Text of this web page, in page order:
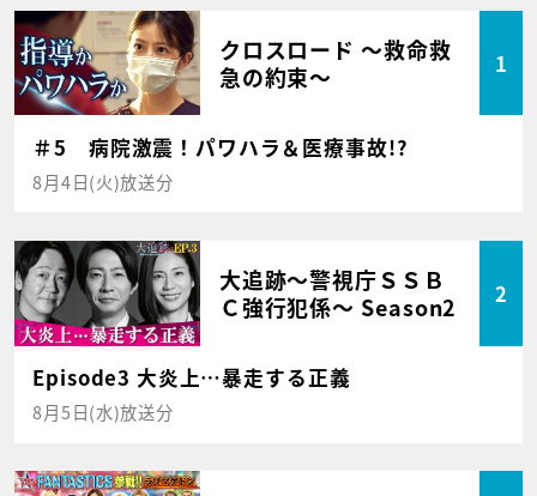
クロスロード ～救命救
急の約束～
1
＃5 病院激震！パワハラ＆医療事故!?
8月4日(火)放送分
大追跡～警視庁ＳＳＢ
Ｃ強行犯係～ Season2
2
Episode3 大炎上…暴走する正義
8月5日(水)放送分